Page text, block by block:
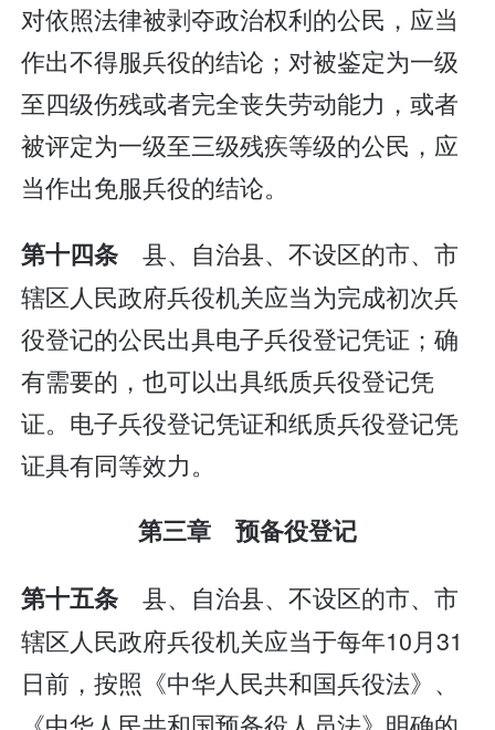
对依照法律被剥夺政治权利的公民，应当
作出不得服兵役的结论；对被鉴定为一级
至四级伤残或者完全丧失劳动能力，或者
被评定为一级至三级残疾等级的公民，应
当作出免服兵役的结论。
第十四条县、自治县、不设区的市、市
辖区人民政府兵役机关应当为完成初次兵
役登记的公民出具电子兵役登记凭证；确
有需要的，也可以出具纸质兵役登记凭
证。电子兵役登记凭证和纸质兵役登记凭
证具有同等效力。
第三章 预备役登记
第十五条县、自治县、不设区的市、市
辖区人民政府兵役机关应当于每年10月31
日前，按照《中华人民共和国兵役法》、